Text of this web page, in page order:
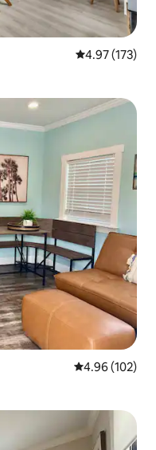
औसत रेटिंग 5 में से
4.97 (173)
औसत रेटिंग 5 में से
4.96 (102)